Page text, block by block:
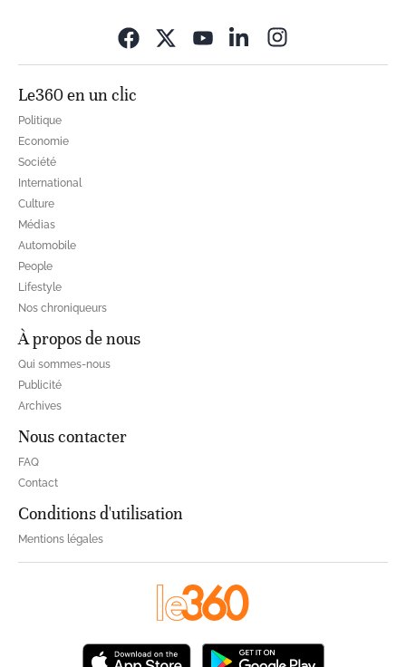
Le360 en un clic
Politique
Economie
Société
International
Culture
Médias
Automobile
People
Lifestyle
Nos chroniqueurs
À propos de nous
Qui sommes-nous
Publicité
Archives
Nous contacter
FAQ
Contact
Conditions d'utilisation
Mentions légales